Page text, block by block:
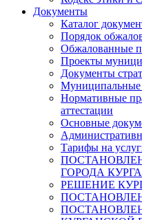
Документы
Каталог
Порядок
Обжалованные
Проекты
Документы
Нормативные
аттестации
Основные
Тарифы на
ГОРОДА
РЕШЕНИЕ